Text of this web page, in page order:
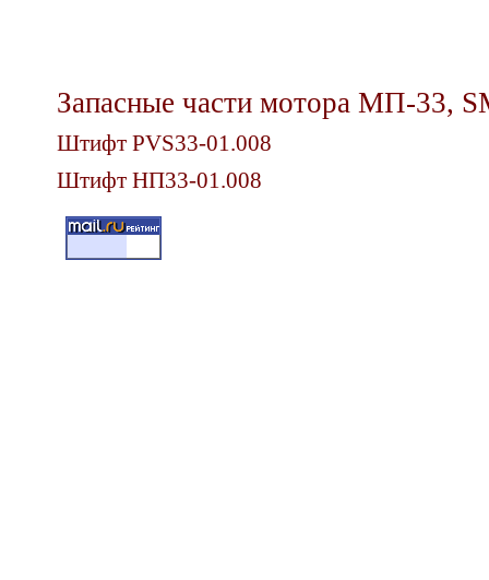
Запасные части мотора МП-33,
Штифт PVS33-01.008
Штифт НП33-01.008